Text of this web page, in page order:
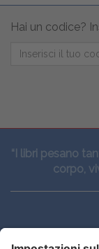
Hai un codice?
“I libri pesano
corpo,